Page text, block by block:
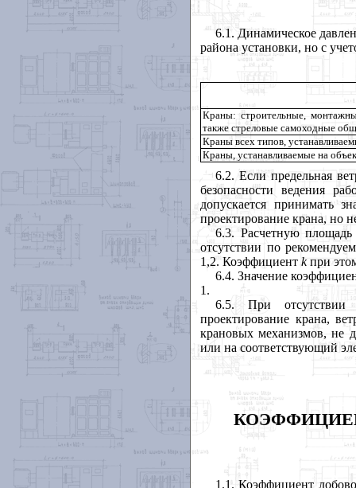
6.1. Динамическое
района установки, но с
Краны: строительные,
также стреловые самоходные
Краны всех типов,
Краны, устанавливаемые на
6.2. Если предельная
безопасности ведения
допускается принимать
проектирование крана, но
6.3. Расчетную
отсутствии по
1,2. Коэффициент kпри
6.4. Значение
1.
6.5. При отсутствии
проектирование крана,
крановых механизмов, не
или на соответствующий
1.1. Коэффициент